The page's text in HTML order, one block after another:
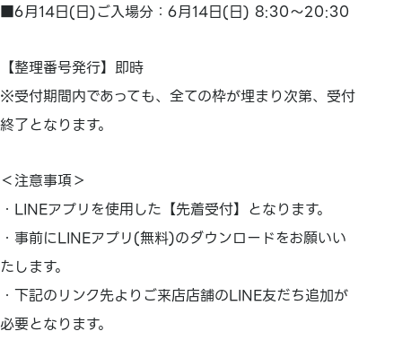
■6月14日(日)ご入場分：6月14日(日) 8:30～20:30
【整理番号発行】即時
※受付期間内であっても、全ての枠が埋まり次第、受付
終了となります。
＜注意事項＞
・LINEアプリを使用した【先着受付】となります。
・事前にLINEアプリ(無料)のダウンロードをお願いい
たします。
・下記のリンク先よりご来店店舗のLINE友だち追加が
必要となります。